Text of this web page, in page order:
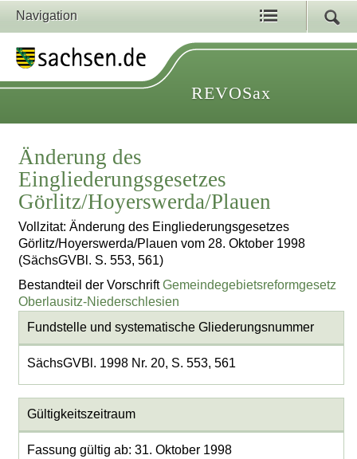
Navigation
REVOSax
Änderung des
Eingliederungsgesetzes
Görlitz/Hoyerswerda/Plauen
Vollzitat: Änderung des Eingliederungsgesetzes
Görlitz/Hoyerswerda/Plauen vom 28. Oktober 1998
(SächsGVBl. S. 553, 561)
Bestandteil der VorschriftGemeindegebietsreformgesetz
Oberlausitz-Niederschlesien
Fundstelle und systematische Gliederungsnummer
SächsGVBl. 1998 Nr. 20, S. 553, 561
Gültigkeitszeitraum
Fassung gültig ab: 31. Oktober 1998